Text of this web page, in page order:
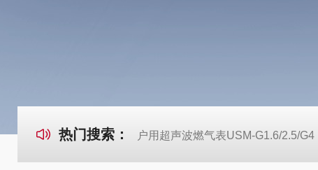
热门搜索： 户用超声波燃气表USM-G1.6/2.5/G4